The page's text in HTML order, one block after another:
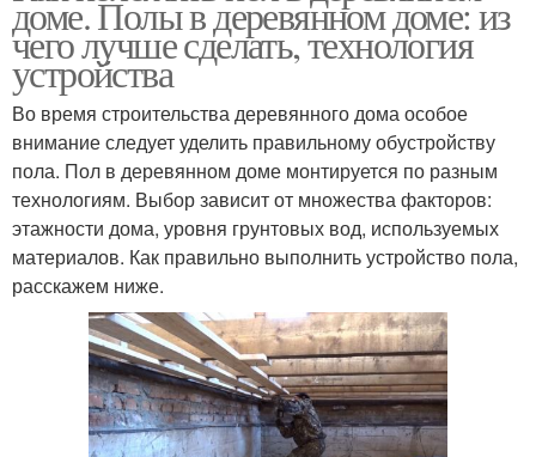
доме. Полы в деревянном доме: из
чего лучше сделать, технология
устройства
Во время строительства деревянного дома особое
внимание следует уделить правильному обустройству
пола. Пол в деревянном доме монтируется по разным
технологиям. Выбор зависит от множества факторов:
этажности дома, уровня грунтовых вод, используемых
материалов. Как правильно выполнить устройство пола,
расскажем ниже.